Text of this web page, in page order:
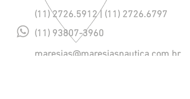
(11) 2726.5912| (11) 2726.6797
(11) 93807-3960
maresias@maresiasnautica.com.br